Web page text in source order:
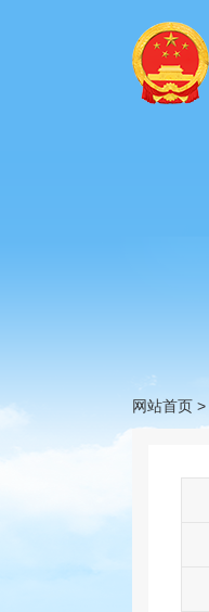
网站首页 >